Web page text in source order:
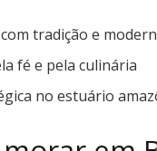
tradição e
fé e pela culinária
no estuário